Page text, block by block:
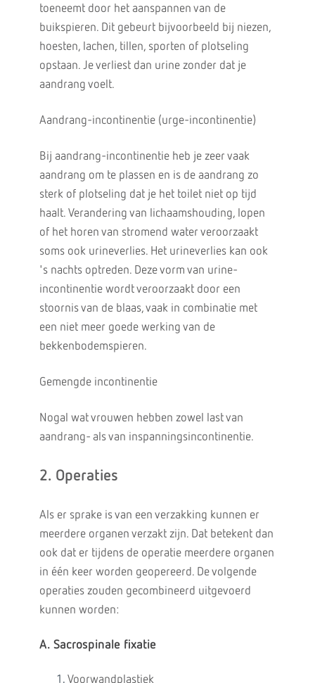
toeneemt door het aanspannen van de
buikspieren. Dit gebeurt bijvoorbeeld bij niezen,
hoesten, lachen, tillen, sporten of plotseling
opstaan. Je verliest dan urine zonder dat je
aandrang voelt.
Aandrang-incontinentie (urge-incontinentie)
Bij aandrang-incontinentie heb je zeer vaak
aandrang om te plassen en is de aandrang zo
sterk of plotseling dat je het toilet niet op tijd
haalt. Verandering van lichaamshouding, lopen
of het horen van stromend water veroorzaakt
soms ook urineverlies. Het urineverlies kan ook
's nachts optreden. Deze vorm van urine-
incontinentie wordt veroorzaakt door een
stoornis van de blaas, vaak in combinatie met
een niet meer goede werking van de
bekkenbodemspieren.
Gemengde incontinentie
Nogal wat vrouwen hebben zowel last van
aandrang- als van inspanningsincontinentie.
2. Operaties
Als er sprake is van een verzakking kunnen er
meerdere organen verzakt zijn. Dat betekent dan
ook dat er tijdens de operatie meerdere organen
in één keer worden geopereerd. De volgende
operaties zouden gecombineerd uitgevoerd
kunnen worden:
A. Sacrospinale fixatie
Voorwandplastiek